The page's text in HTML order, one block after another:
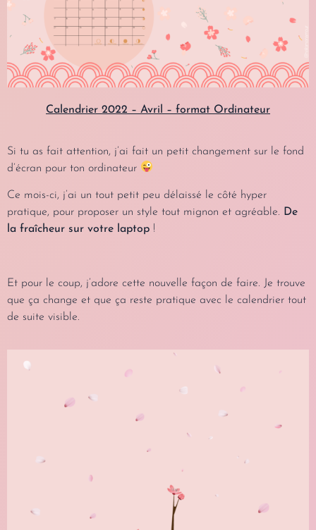
Calendrier 2022 – Avril – format Ordinateur
Si tu as fait attention, j’ai fait un petit changement sur le fond
d’écran pour ton ordinateur
Ce mois-ci, j’ai un tout petit peu délaissé le côté hyper
pratique, pour proposer un style tout mignon et agréable. De
la fraîcheur sur votre laptop !
Et pour le coup, j’adore cette nouvelle façon de faire. Je trouve
que ça change et que ça reste pratique avec le calendrier tout
de suite visible.